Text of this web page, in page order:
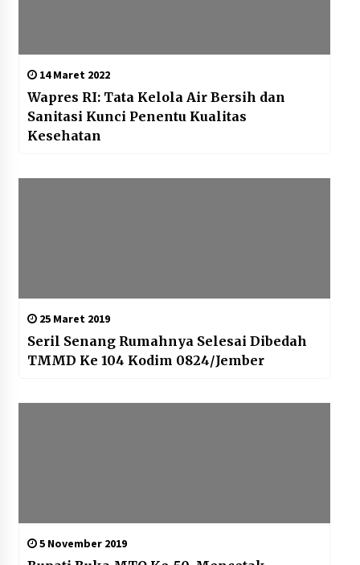
14 Maret 2022
Wapres RI: Tata Kelola Air Bersih dan
Sanitasi Kunci Penentu Kualitas
Kesehatan
25 Maret 2019
Seril Senang Rumahnya Selesai Dibedah
TMMD Ke 104 Kodim 0824/Jember
5 November 2019